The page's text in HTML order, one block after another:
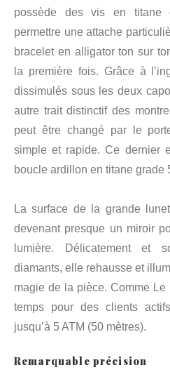
possède des vis en titane
permettre une attache
bracelet en alligator ton sur
la première fois. Grâce à
dissimulés sous les deux
autre trait distinctif des
peut être changé par le
simple et rapide. Ce dernier
boucle ardillon en titane grade
La surface de la grande
devenant presque un miroir
lumière. Délicatement et
diamants, elle rehausse et
magie de la pièce. Comme
temps pour des clients
jusqu’à 5 ATM (50 mètres).
Remarquable précision